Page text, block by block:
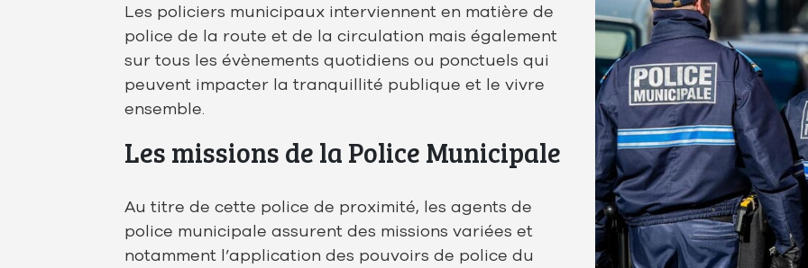
Les policiers municipaux interviennent en matière de
police de la route et de la circulation mais également
sur tous les évènements quotidiens ou ponctuels qui
peuvent impacter la tranquillité publique et le vivre
ensemble.
Les missions de la Police Municipale
Au titre de cette police de proximité, les agents de
police municipale assurent des missions variées et
notamment l’application des pouvoirs de police du